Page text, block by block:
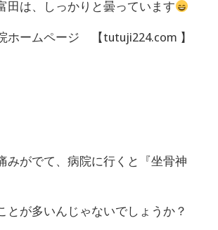
田は、しっかりと曇っています
ホームページ 【tutuji224.com 】
みがでて、病院に行くと『坐骨神
とが多いんじゃないでしょうか？